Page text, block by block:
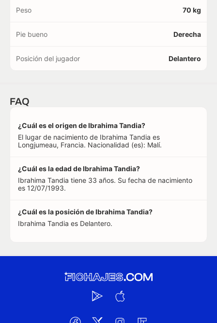
Peso 70 kg
Pie bueno Derecha
Posición del jugador Delantero
FAQ
¿Cuál es el origen de Ibrahima Tandia?
El lugar de nacimiento de Ibrahima Tandia es
Longjumeau, Francia. Nacionalidad (es): Malí.
¿Cuál es la edad de Ibrahima Tandia?
Ibrahima Tandia tiene 33 años. Su fecha de nacimiento
es 12/07/1993.
¿Cuál es la posición de Ibrahima Tandia?
Ibrahima Tandia es Delantero.